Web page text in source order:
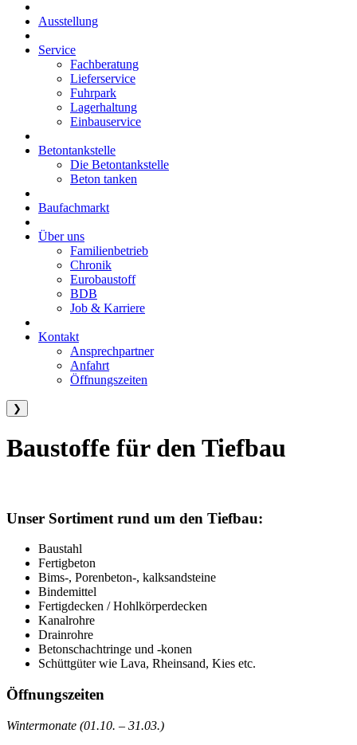
Ausstellung
Service
Fachberatung
Lieferservice
Fuhrpark
Lagerhaltung
Einbauservice
Betontankstelle
Die Betontankstelle
Beton tanken
Baufachmarkt
Über uns
Familienbetrieb
Chronik
Eurobaustoff
BDB
Job & Karriere
Kontakt
Ansprechpartner
Anfahrt
Öffnungszeiten
❯
Baustoffe für den Tiefbau
Unser Sortiment rund um den Tiefbau:
Baustahl
Fertigbeton
Bims-, Porenbeton-, kalksandsteine
Bindemittel
Fertigdecken / Hohlkörperdecken
Kanalrohre
Drainrohre
Betonschachtringe und -konen
Schüttgüter wie Lava, Rheinsand, Kies etc.
Öffnungszeiten
Wintermonate (01.10. – 31.03.)